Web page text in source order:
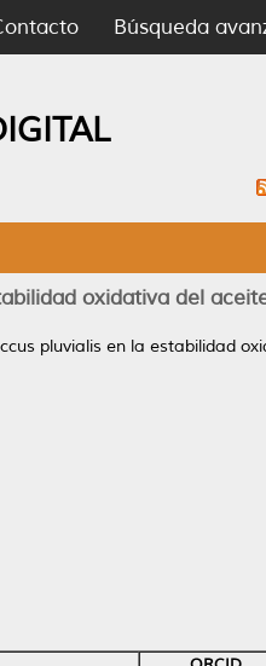
Búsqueda
oxidativa del
pluvialis en la estabilidad